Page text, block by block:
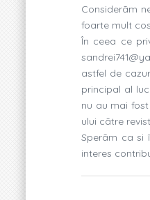
Considerãm
foarte mult
În ceea ce
astfel de
principal al
nu au mai
ului cãtre
Sperãm ca si
interes